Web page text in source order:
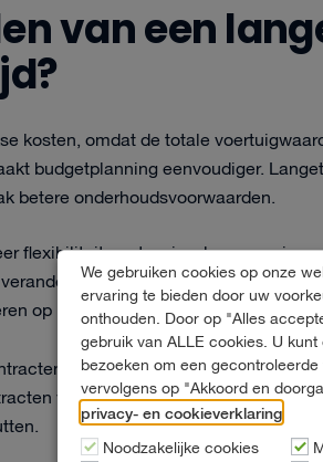
van een
kosten, omdat de totale
budgetplanning eenvoudiger.
betere onderhoudsvoorwaarden.
flexibiliteit om te wisselen naar
markten of met
op nieuwe technologieën of
vaak inclusief
vereisen meer actief beheer,
We gebruiken cookies op onze
ervaring te bieden door uw
onthouden. Door op "Alles
gebruik van ALLE cookies. U
bezoeken om een
vervolgens op "Akkoord en
privacy- en cookieverklaring
Noodzakelijke cookies